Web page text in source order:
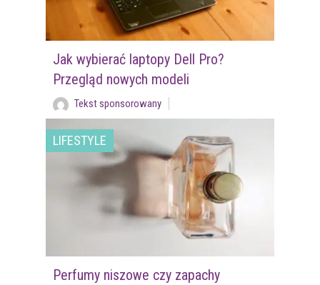
Jak wybierać laptopy Dell Pro?
Przegląd nowych modeli
Tekst sponsorowany
LIFESTYLE
Perfumy niszowe czy zapachy